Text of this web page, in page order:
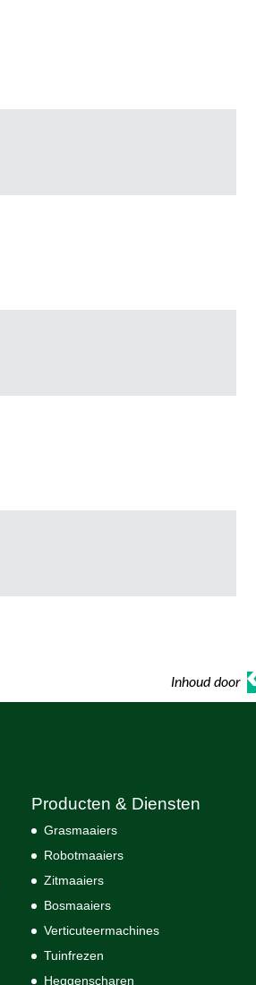
Inhoud door
Producten & Diensten
Grasmaaiers
Robotmaaiers
Zitmaaiers
Bosmaaiers
Verticuteermachines
Tuinfrezen
Heggenscharen